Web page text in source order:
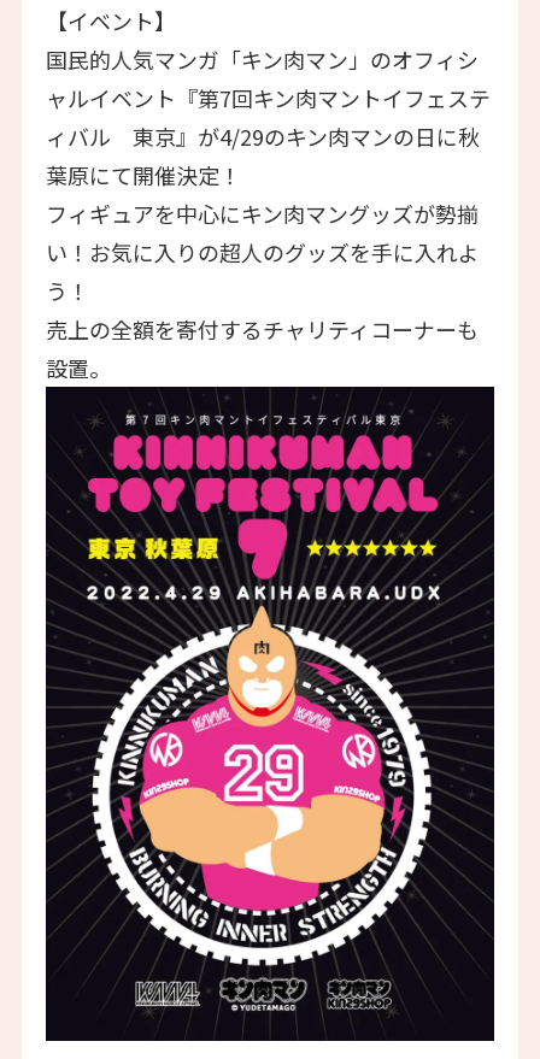
【イベント】
国民的人気マンガ「キン肉マン」のオフィシ
ャルイベント『第7回キン肉マントイフェステ
ィバル 東京』が4/29のキン肉マンの日に秋
葉原にて開催決定！
フィギュアを中心にキン肉マングッズが勢揃
い！お気に入りの超人のグッズを手に入れよ
う！
売上の全額を寄付するチャリティコーナーも
設置。